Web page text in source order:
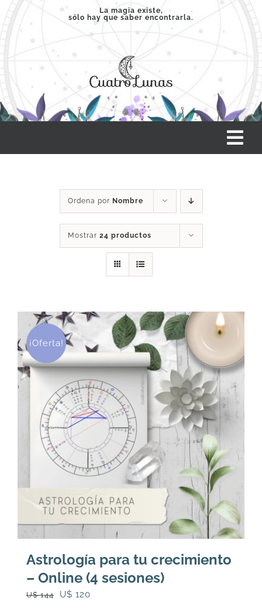
Saltar
contenido
La magia existe,
sólo hay que saber encontrarla.
SERVICIOS
PRODUCTOS
ARTÍCULOS
ACERCA
CONTACTO
Ordena por Nombre
Mostrar 24 productos
¡Oferta!
Astrología para tu crecimiento
– Online (4 sesiones)
U$144
El
U$ 120